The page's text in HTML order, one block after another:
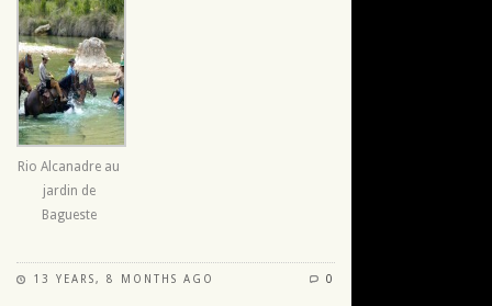
Rio Alcanadre au
jardin de
Bagueste
13 YEARS, 8 MONTHS AGO 0